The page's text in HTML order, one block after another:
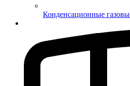
Конденсационные